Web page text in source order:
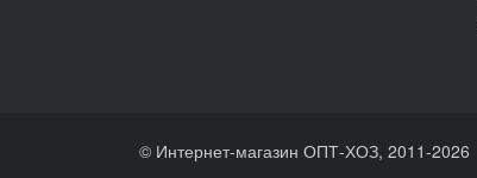
© Интернет-магазин ОПТ-ХОЗ, 2011-2026